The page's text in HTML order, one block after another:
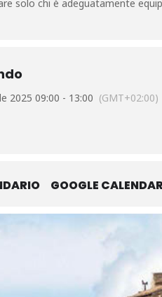
solo chi è adeguatamente
2025 09:00 - 13:00 (GMT+02:00)
GOOGLE